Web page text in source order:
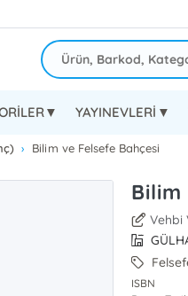
YAYINEVLERİ▼
Bilim ve Felsefe Bahçesi
Bilim
Vehbi
ISBN